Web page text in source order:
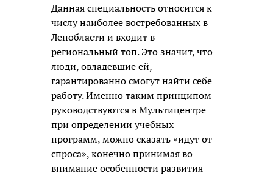
Данная специальность относится к
числу наиболее востребованных в
Ленобласти и входит в
региональный топ. Это значит, что
люди, овладевшие ей,
гарантированно смогут найти себе
работу. Именно таким принципом
руководствуются в Мультицентре
при определении учебных
программ, можно сказать «идут от
спроса», конечно принимая во
внимание особенности развития